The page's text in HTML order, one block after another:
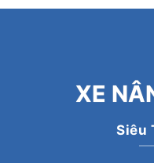
XE
Siêu